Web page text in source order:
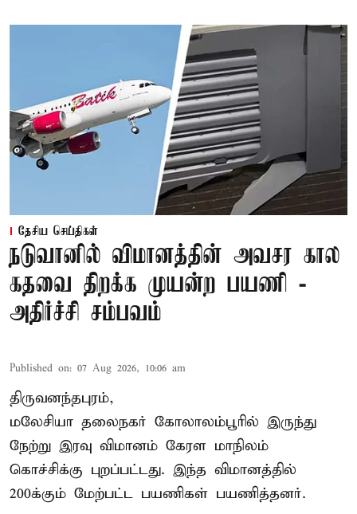
தேசிய செய்திகள்
நடுவானில் விமானத்தின் அவசர கால
கதவை திறக்க முயன்ற பயணி -
அதிர்ச்சி சம்பவம்
Published on: 07 Aug 2026, 10:06 am
திருவனந்தபுரம்,
மலேசியா தலைநகர் கோலாலம்பூரில் இருந்து
நேற்று இரவு விமானம் கேரள மாநிலம்
கொச்சிக்கு புறப்பட்டது. இந்த விமானத்தில்
200க்கும் மேற்பட்ட பயணிகள் பயணித்தனர்.